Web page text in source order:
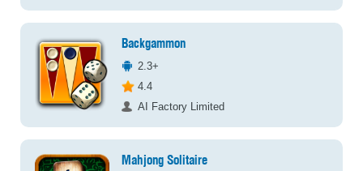
Backgammon
2.3+
4.4
AI Factory Limited
Mahjong Solitaire